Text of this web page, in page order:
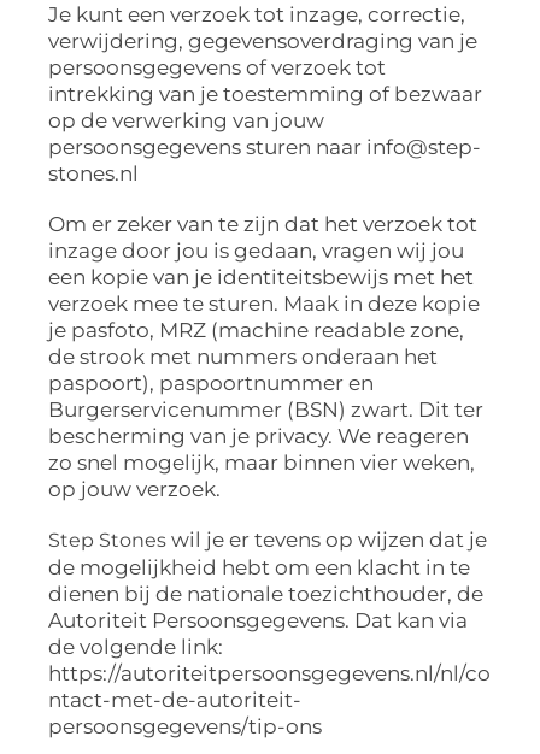
Je kunt een verzoek tot inzage, correctie,
verwijdering, gegevensoverdraging van je
persoonsgegevens of verzoek tot
intrekking van je toestemming of bezwaar
op de verwerking van jouw
persoonsgegevens sturen naar info@step-
stones.nl
Om er zeker van te zijn dat het verzoek tot
inzage door jou is gedaan, vragen wij jou
een kopie van je identiteitsbewijs met het
verzoek mee te sturen. Maak in deze kopie
je pasfoto, MRZ (machine readable zone,
de strook met nummers onderaan het
paspoort), paspoortnummer en
Burgerservicenummer (BSN) zwart. Dit ter
bescherming van je privacy. We reageren
zo snel mogelijk, maar binnen vier weken,
op jouw verzoek.
Step Stones wil je er tevens op wijzen dat je
de mogelijkheid hebt om een klacht in te
dienen bij de nationale toezichthouder, de
Autoriteit Persoonsgegevens. Dat kan via
de volgende link:
https://autoriteitpersoonsgegevens.nl/nl/co
ntact-met-de-autoriteit-
persoonsgegevens/tip-ons